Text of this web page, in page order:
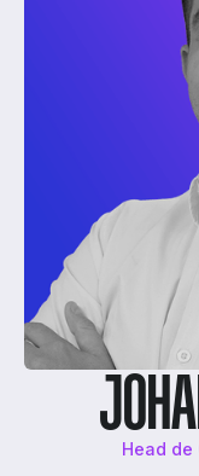
Head de